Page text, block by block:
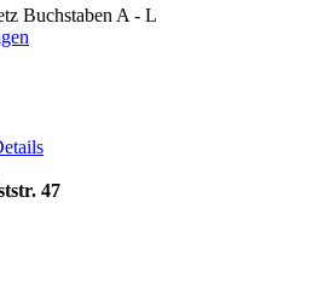
Buchstaben A - L
47